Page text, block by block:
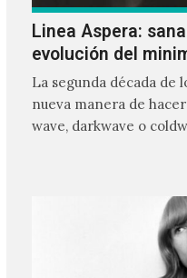
Linea Aspera:
evolución del
La segunda década de
nueva manera de
wave, darkwave o